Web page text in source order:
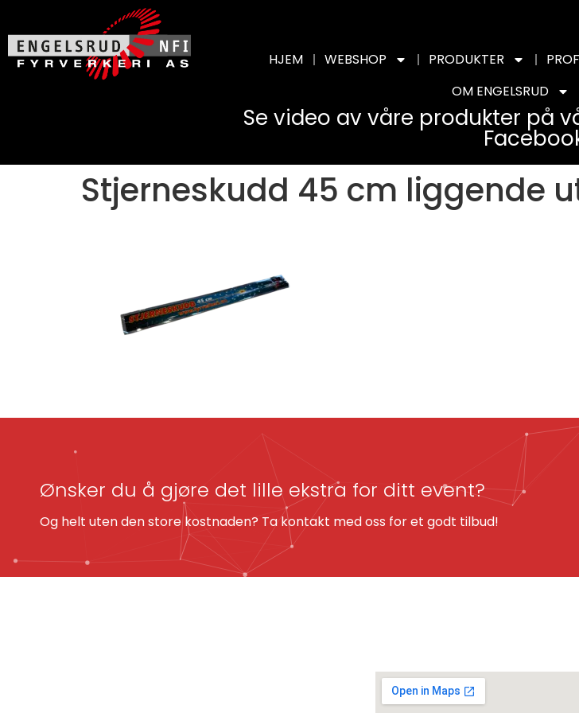
HJEM WEBSHOP PRODUKTER
OM ENGELSRUD
Se video av våre produkter på
Stjerneskudd 45 cm liggende
Ønsker du å gjøre det lille ekstra for ditt event?
Og helt uten den store kostnaden? Ta kontakt med oss for et godt tilbud!